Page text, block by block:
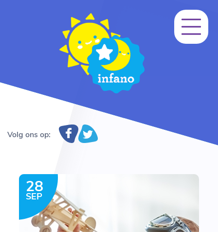
Volg ons op:
28
SEP